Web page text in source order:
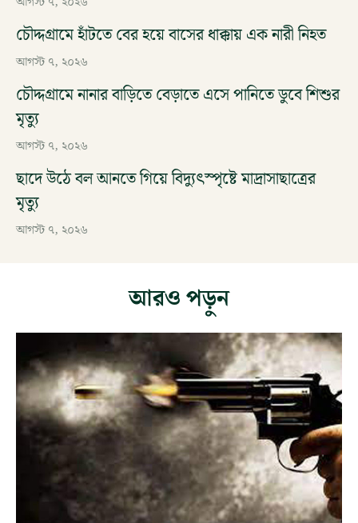
চৌদ্দগ্রামে হাঁটতে বের হয়ে বাসের ধাক্কায় এক নারী নিহত
আগস্ট ৭, ২০২৬
চৌদ্দগ্রামে নানার বাড়িতে বেড়াতে এসে পানিতে ডুবে শিশুর
মৃত্যু
আগস্ট ৭, ২০২৬
ছাদে উঠে বল আনতে গিয়ে বিদ্যুৎস্পৃষ্টে মাদ্রাসাছাত্রের
মৃত্যু
আগস্ট ৭, ২০২৬
আরও পড়ুন